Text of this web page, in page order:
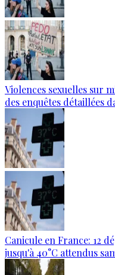
Violences sexuelles sur
des enquêtes détaillées
Canicule en France: 12
jusqu'à 40°C attendus